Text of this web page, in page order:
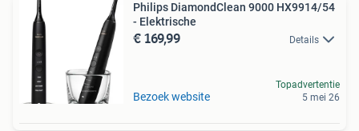
Philips DiamondClean 9000 HX9914/54
- Elektrische
€ 169,99 Details
Bezoek website
Topadvertentie
5 mei 26